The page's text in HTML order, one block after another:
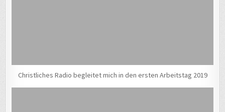
Christliches Radio begleitet mich in den ersten Arbeitstag 2019